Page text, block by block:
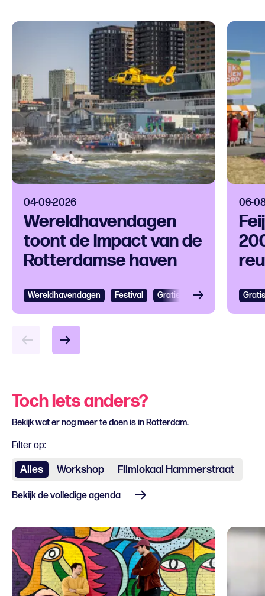
04-09-2026
Wereldhavendagen
toont de impact van de
Rotterdamse haven
Wereldhavendagen Festival Gratis Festival
06-
Bekijken
Toch iets anders?
Bekijk wat er nog meer te doen is in Rotterdam.
Filter op:
Alles Workshop Filmlokaal Hammerstraat
Bekijk de volledige agenda